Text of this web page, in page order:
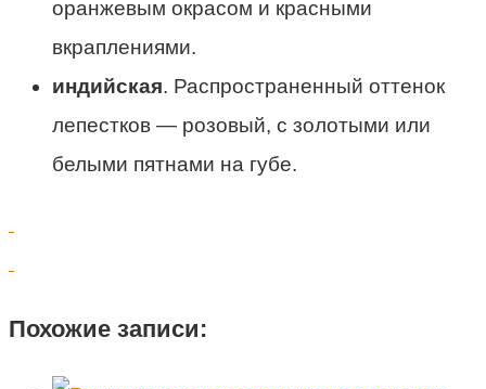
оранжевым окрасом и красными
вкраплениями.
индийская. Распространенный оттенок
лепестков — розовый, с золотыми или
белыми пятнами на губе.
Похожие записи: